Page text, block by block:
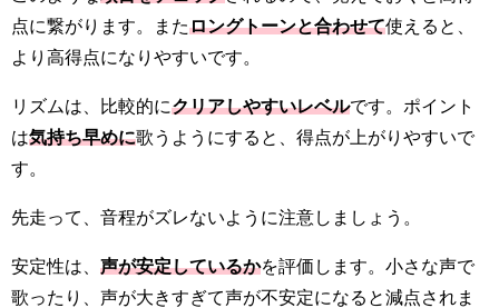
点に繋がります。またロングトーンと合わせて使えると、
より高得点になりやすいです。
リズムは、比較的にクリアしやすいレベルです。ポイント
は気持ち早めに歌うようにすると、得点が上がりやすいで
す。
先走って、音程がズレないように注意しましょう。
安定性は、 声が安定しているかを評価します。小さな声で
歌ったり、声が大きすぎて声が不安定になると減点されま